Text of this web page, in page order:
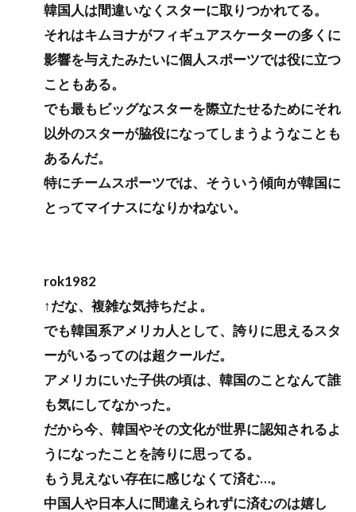
韓国人は間違いなくスターに取りつかれてる。
それはキムヨナがフィギュアスケーターの多くに
影響を与えたみたいに個人スポーツでは役に立つ
こともある。
でも最もビッグなスターを際立たせるためにそれ
以外のスターが脇役になってしまうようなことも
あるんだ。
特にチームスポーツでは、そういう傾向が韓国に
とってマイナスになりかねない。
rok1982
↑だな、複雑な気持ちだよ。
でも韓国系アメリカ人として、誇りに思えるスタ
ーがいるってのは超クールだ。
アメリカにいた子供の頃は、韓国のことなんて誰
も気にしてなかった。
だから今、韓国やその文化が世界に認知されるよ
うになったことを誇りに思ってる。
もう見えない存在に感じなくて済む…。
中国人や日本人に間違えられずに済むのは嬉し